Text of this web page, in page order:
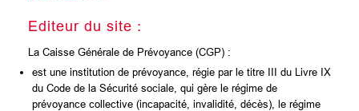
Editeur du site :
La Caisse Générale de Prévoyance (CGP) :
est une institution de prévoyance, régie par le titre III du Livre IX
du Code de la Sécurité sociale, qui gère le régime de
prévoyance collective (incapacité, invalidité, décès), le régime